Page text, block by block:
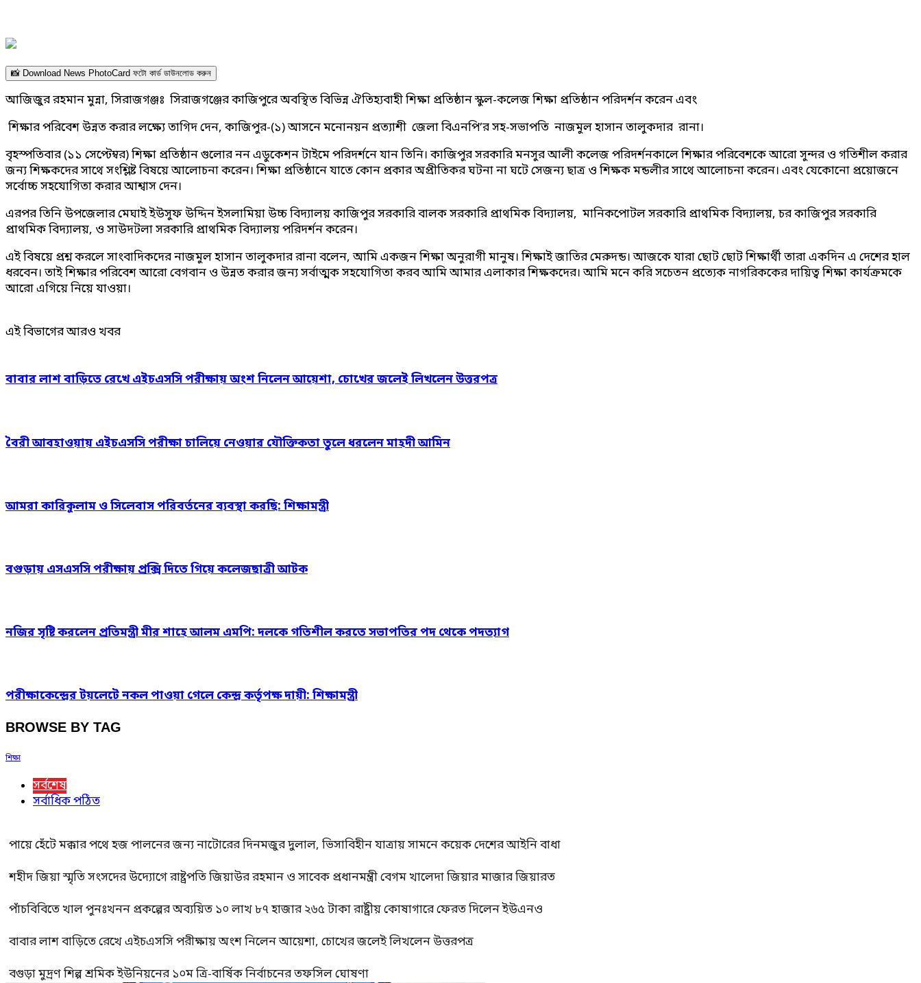
📸 Download News PhotoCard ফটো কার্ড ডাউনলোড করুন
আজিজুর রহমান মুন্না, সিরাজগঞ্জঃ সিরাজগঞ্জের কাজিপুরে অবস্থিত বিভিন্ন ঐতিহ্যবাহী শিক্ষা প্রতিষ্ঠান স্কুল-কলেজ শিক্ষা প্রতিষ্ঠান পরিদর্শন করেন এবং
শিক্ষার পরিবেশ উন্নত করার লক্ষ্যে তাগিদ দেন, কাজিপুর-(১) আসনে মনোনয়ন প্রত্যাশী জেলা বিএনপি’র সহ-সভাপতি নাজমুল হাসান তালুকদার রানা।
বৃহস্পতিবার (১১ সেপ্টেম্বর) শিক্ষা প্রতিষ্ঠান গুলোর নন এডুকেশন টাইমে পরিদর্শনে যান তিনি। কাজিপুর সরকারি মনসুর আলী কলেজ পরিদর্শনকালে শিক্ষার পরিবেশকে আরো সুন্দর ও গতিশীল করার
জন্য শিক্ষকদের সাথে সংশ্লিষ্ট বিষয়ে আলোচনা করেন। শিক্ষা প্রতিষ্ঠানে যাতে কোন প্রকার অপ্রীতিকর ঘটনা না ঘটে সেজন্য ছাত্র ও শিক্ষক মন্ডলীর সাথে আলোচনা করেন। এবং যেকোনো প্রয়োজনে
সর্বোচ্চ সহযোগিতা করার আশ্বাস দেন।
এরপর তিনি উপজেলার মেঘাই ইউসুফ উদ্দিন ইসলামিয়া উচ্চ বিদ্যালয় কাজিপুর সরকারি বালক সরকারি প্রাথমিক বিদ্যালয়, মানিকপোটল সরকারি প্রাথমিক বিদ্যালয়, চর কাজিপুর সরকারি
প্রাথমিক বিদ্যালয়, ও সাউদটলা সরকারি প্রাথমিক বিদ্যালয় পরিদর্শন করেন।
এই বিষয়ে প্রশ্ন করলে সাংবাদিকদের নাজমুল হাসান তালুকদার রানা বলেন, আমি একজন শিক্ষা অনুরাগী মানুষ। শিক্ষাই জাতির মেরুদন্ড। আজকে যারা ছোট ছোট শিক্ষার্থী তারা একদিন এ দেশের হাল
ধরবেন। তাই শিক্ষার পরিবেশ আরো বেগবান ও উন্নত করার জন্য সর্বাত্মক সহযোগিতা করব আমি আমার এলাকার শিক্ষকদের। আমি মনে করি সচেতন প্রত্যেক নাগরিককের দায়িত্ব শিক্ষা কার্যক্রমকে
আরো এগিয়ে নিয়ে যাওয়া।
এই বিভাগের আরও খবর
বাবার লাশ বাড়িতে রেখে এইচএসসি পরীক্ষায় অংশ নিলেন আয়েশা, চোখের জলেই লিখলেন উত্তরপত্র
বৈরী আবহাওয়ায় এইচএসসি পরীক্ষা চালিয়ে নেওয়ার যৌক্তিকতা তুলে ধরলেন মাহদী আমিন
আমরা কারিকুলাম ও সিলেবাস পরিবর্তনের ব্যবস্থা করছি: শিক্ষামন্ত্রী
বগুড়ায় এসএসসি পরীক্ষায় প্রক্সি দিতে গিয়ে কলেজছাত্রী আটক
নজির সৃষ্টি করলেন প্রতিমন্ত্রী মীর শাহে আলম এমপি: দলকে গতিশীল করতে সভাপতির পদ থেকে পদত্যাগ
পরীক্ষাকেন্দ্রের টয়লেটে নকল পাওয়া গেলে কেন্দ্র কর্তৃপক্ষ দায়ী: শিক্ষামন্ত্রী
BROWSE BY TAG
শিক্ষা
সর্বশেষ
সর্বাধিক পঠিত
পায়ে হেঁটে মক্কার পথে হজ পালনের জন্য নাটোরের দিনমজুর দুলাল, ভিসাবিহীন যাত্রায় সামনে কয়েক দেশের আইনি বাধা
শহীদ জিয়া স্মৃতি সংসদের উদ্যোগে রাষ্ট্রপতি জিয়াউর রহমান ও সাবেক প্রধানমন্ত্রী বেগম খালেদা জিয়ার মাজার জিয়ারত
পাঁচবিবিতে খাল পুনঃখনন প্রকল্পের অব্যয়িত ১০ লাখ ৮৭ হাজার ২৬৫ টাকা রাষ্ট্রীয় কোষাগারে ফেরত দিলেন ইউএনও
বাবার লাশ বাড়িতে রেখে এইচএসসি পরীক্ষায় অংশ নিলেন আয়েশা, চোখের জলেই লিখলেন উত্তরপত্র
বগুড়া মুদ্রণ শিল্প শ্রমিক ইউনিয়নের ১০ম ত্রি-বার্ষিক নির্বাচনের তফসিল ঘোষণা